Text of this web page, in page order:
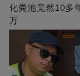
化粪池竟然10多
万